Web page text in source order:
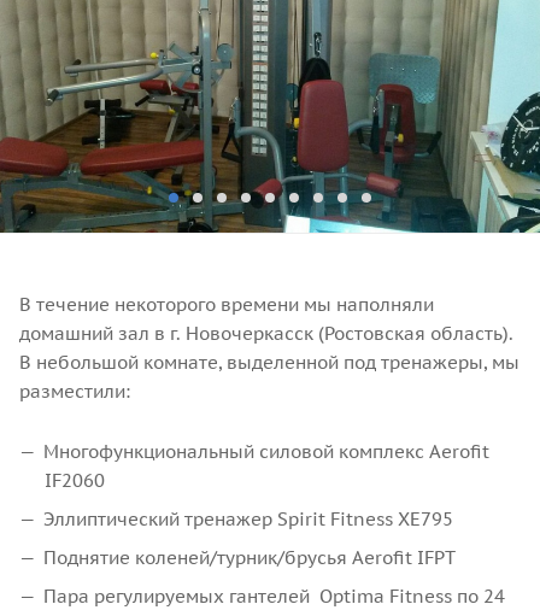
В течение некоторого времени мы наполняли
домашний зал в г. Новочеркасск (Ростовская область).
В небольшой комнате, выделенной под тренажеры, мы
разместили:
Многофункциональный силовой комплекс Aerofit
IF2060
Эллиптический тренажер Spirit Fitness XE795
Поднятие коленей/турник/брусья Aerofit IFPT
Пара регулируемых гантелей Optima Fitness по 24